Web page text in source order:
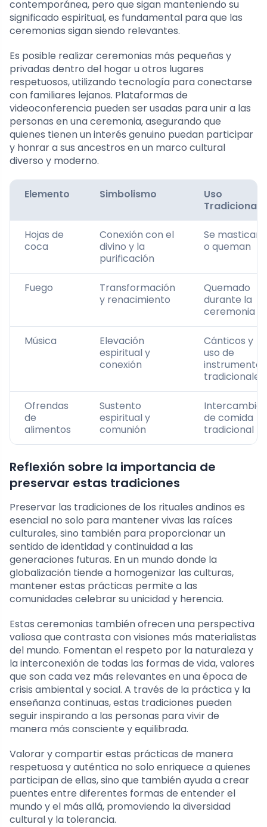
contemporánea, pero que sigan manteniendo su
significado espiritual, es fundamental para que las
ceremonias sigan siendo relevantes.
Es posible realizar ceremonias más pequeñas y
privadas dentro del hogar u otros lugares
respetuosos, utilizando tecnología para conectarse
con familiares lejanos. Plataformas de
videoconferencia pueden ser usadas para unir a las
personas en una ceremonia, asegurando que
quienes tienen un interés genuino puedan participar
y honrar a sus ancestros en un marco cultural
diverso y moderno.
Elemento Simbolismo
Uso
Tradicional
Hojas de
coca
Conexión con el
divino y la
purificación
Se mastican
o queman
Fuego
Transformación
y renacimiento
Quemado
durante la
ceremonia
Música
Elevación
espiritual y
conexión
Cánticos y
uso de
instrumentos
tradicionales
Ofrendas
de
alimentos
Sustento
espiritual y
comunión
Intercambio
de comida
tradicional
Reflexión sobre la importancia de
preservar estas tradiciones
Preservar las tradiciones de los rituales andinos es
esencial no solo para mantener vivas las raíces
culturales, sino también para proporcionar un
sentido de identidad y continuidad a las
generaciones futuras. En un mundo donde la
globalización tiende a homogenizar las culturas,
mantener estas prácticas permite a las
comunidades celebrar su unicidad y herencia.
Estas ceremonias también ofrecen una perspectiva
valiosa que contrasta con visiones más materialistas
del mundo. Fomentan el respeto por la naturaleza y
la interconexión de todas las formas de vida, valores
que son cada vez más relevantes en una época de
crisis ambiental y social. A través de la práctica y la
enseñanza continuas, estas tradiciones pueden
seguir inspirando a las personas para vivir de
manera más consciente y equilibrada.
Valorar y compartir estas prácticas de manera
respetuosa y auténtica no solo enriquece a quienes
participan de ellas, sino que también ayuda a crear
puentes entre diferentes formas de entender el
mundo y el más allá, promoviendo la diversidad
cultural y la tolerancia.